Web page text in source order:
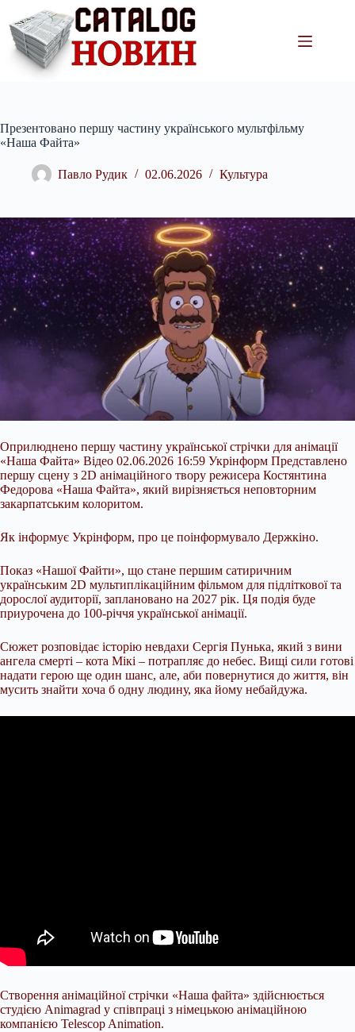
вмісту
Презентовано першу частину українського мультфільму
«Наша Файта»
Павло Рудик 02.06.2026 Культура
Оприлюднено першу частину української стрічки для анімації
«Наша Файта» Відео 02.06.2026 16:59 Укрінформ Представлено
першу сцену з 2D анімаційного твору режисера Костянтина
Федорова «Наша Файта», який вирізняється неповторним
закарпатським колоритом.
Як інформує Укрінформ, про це поінформувало Держкіно.
Показ «Нашої Файти», що стане першим сатиричним
українським 2D мультиплікаційним фільмом для підліткової та
дорослої аудиторії, заплановано на 2027 рік. Ця подія буде
приурочена до 100-річчя української анімації.
Сюжет розповідає історію невдахи Сергія Пунька, який з вини
ангела смерті – кота Мікі – потрапляє до небес. Вищі сили готові
надати герою ще один шанс, але, аби повернутися до життя, він
мусить знайти хоча б одну людину, яка йому небайдужа.
Створення анімаційної стрічки «Наша файта» здійснюється
студією Animagrad у співпраці з німецькою анімаційною
компанією Telescop Animation.